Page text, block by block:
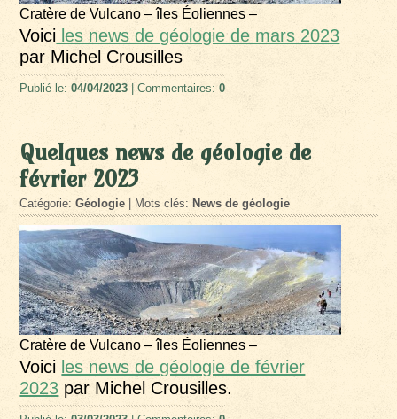
Cratère de Vulcano – îles Éoliennes –
Voici les news de géologie de mars 2023
par Michel Crousilles
Publié le:04/04/2023 | Commentaires:0
Quelques news de géologie de
février 2023
Catégorie:Géologie | Mots clés:News de géologie
Cratère de Vulcano – îles Éoliennes –
Voici les news de géologie de février
2023 par Michel Crousilles.